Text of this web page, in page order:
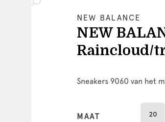
NEW BALANCE
NEW
Raincloud/
Sneakers 9060 van het
MAAT 20